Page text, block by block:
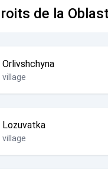
de la
Orlivshchyna
village
Lozuvatka
village